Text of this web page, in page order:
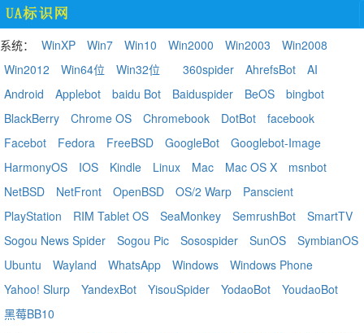
系统： WinXP Win7 Win10 Win2000 Win2003
Win2008
Win2012
Win64位 Win32位 360spider AhrefsBot
AI
Android
Applebot baidu Bot Baiduspider BeOS
bingbot
BlackBerry
Chrome OS Chromebook DotBot
facebook
Facebot
Fedora FreeBSD GoogleBot
Googlebot-Image
HarmonyOS
IOS Kindle Linux Mac Mac OS X
msnbot
NetBSD
NetFront OpenBSD OS/2 Warp
Panscient
PlayStation
RIM Tablet OS SeaMonkey SemrushBot
SmartTV
Sogou News Spider
Sogou Pic Sosospider SunOS
SymbianOS
Ubuntu
Wayland WhatsApp Windows
Windows Phone
Yahoo! Slurp
YandexBot YisouSpider YodaoBot
YoudaoBot
黑莓BB10